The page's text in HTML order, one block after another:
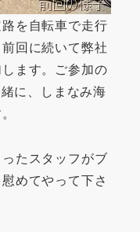
を自転車で走行
回に続いて弊社
ます。ご参加の
に、しまなみ海
たスタッフがブ
めてやって下さ